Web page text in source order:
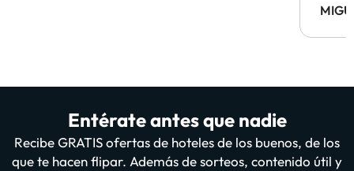
Entérate antes que nadie
Recibe GRATIS ofertas de hoteles de los buenos, de los
que te hacen flipar. Además de sorteos, contenido útil y